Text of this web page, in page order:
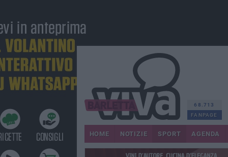
68.713
FANPAGE
HOME NOTIZIE SPORT AGENDA